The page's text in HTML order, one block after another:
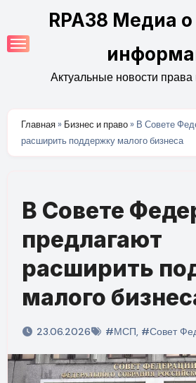
содержимому
RPA38 Медиа
Актуальные новости
Главная» Бизнес и право» В Совете
расширить поддержку малого бизнеса
В Совете
предлагают
расширить
малого
23.06.2026 #МСП, #Совет